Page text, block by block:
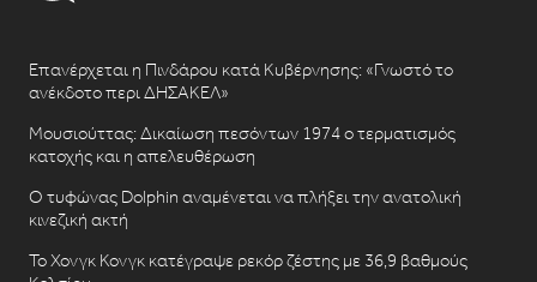
Επανέρχεται η Πινδάρου κατά Κυβέρνησης: «Γνωστό το
ανέκδοτο περι ΔΗΣΑΚΕΛ»
Μουσιούττας: Δικαίωση πεσόντων 1974 ο τερματισμός
κατοχής και η απελευθέρωση
Ο τυφώνας Dolphin αναμένεται να πλήξει την ανατολική
κινεζική ακτή
Το Χονγκ Κονγκ κατέγραψε ρεκόρ ζέστης με 36,9 βαθμούς